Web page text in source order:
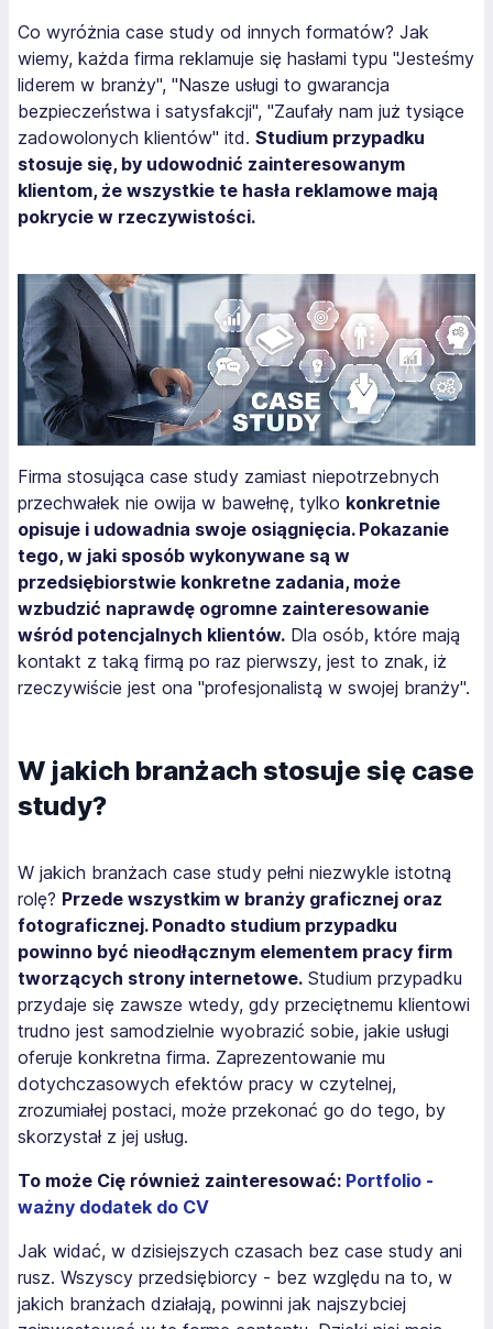
Co wyróżnia case study od innych formatów? Jak
wiemy, każda firma reklamuje się hasłami typu "Jesteśmy
liderem w branży", "Nasze usługi to gwarancja
bezpieczeństwa i satysfakcji", "Zaufały nam już tysiące
zadowolonych klientów" itd. Studium przypadku
stosuje się, by udowodnić zainteresowanym
klientom, że wszystkie te hasła reklamowe mają
pokrycie w rzeczywistości.
Firma stosująca case study zamiast niepotrzebnych
przechwałek nie owija w bawełnę, tylko konkretnie
opisuje i udowadnia swoje osiągnięcia. Pokazanie
tego, w jaki sposób wykonywane są w
przedsiębiorstwie konkretne zadania, może
wzbudzić naprawdę ogromne zainteresowanie
wśród potencjalnych klientów. Dla osób, które mają
kontakt z taką firmą po raz pierwszy, jest to znak, iż
rzeczywiście jest ona "profesjonalistą w swojej branży".
W jakich branżach stosuje się case
study?
W jakich branżach case study pełni niezwykle istotną
rolę? Przede wszystkim w branży graficznej oraz
fotograficznej. Ponadto studium przypadku
powinno być nieodłącznym elementem pracy firm
tworzących strony internetowe. Studium przypadku
przydaje się zawsze wtedy, gdy przeciętnemu klientowi
trudno jest samodzielnie wyobrazić sobie, jakie usługi
oferuje konkretna firma. Zaprezentowanie mu
dotychczasowych efektów pracy w czytelnej,
zrozumiałej postaci, może przekonać go do tego, by
skorzystał z jej usług.
To może Cię również zainteresować: Portfolio -
ważny dodatek do CV
Jak widać, w dzisiejszych czasach bez case study ani
rusz. Wszyscy przedsiębiorcy - bez względu na to, w
jakich branżach działają, powinni jak najszybciej